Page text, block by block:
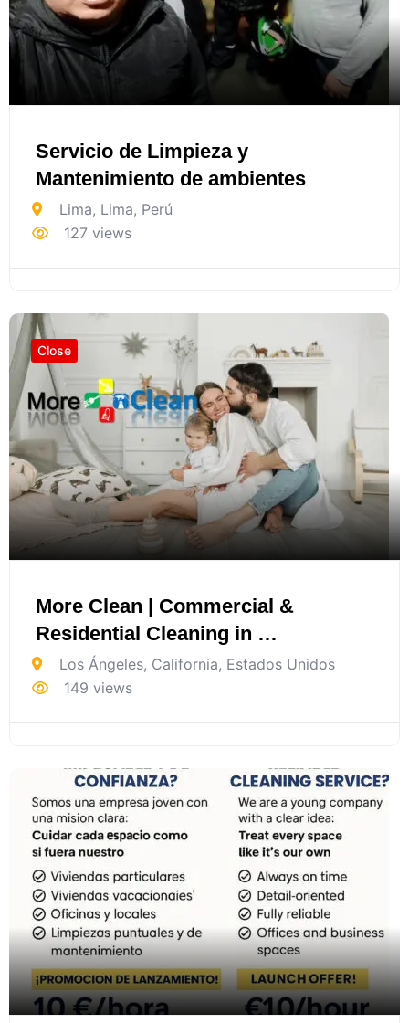
Servicio de Limpieza y
Mantenimiento de ambientes
Lima, Lima, Perú
127 views
Close
More Clean | Commercial &
Residential Cleaning in …
Los Ángeles, California, Estados Unidos
149 views